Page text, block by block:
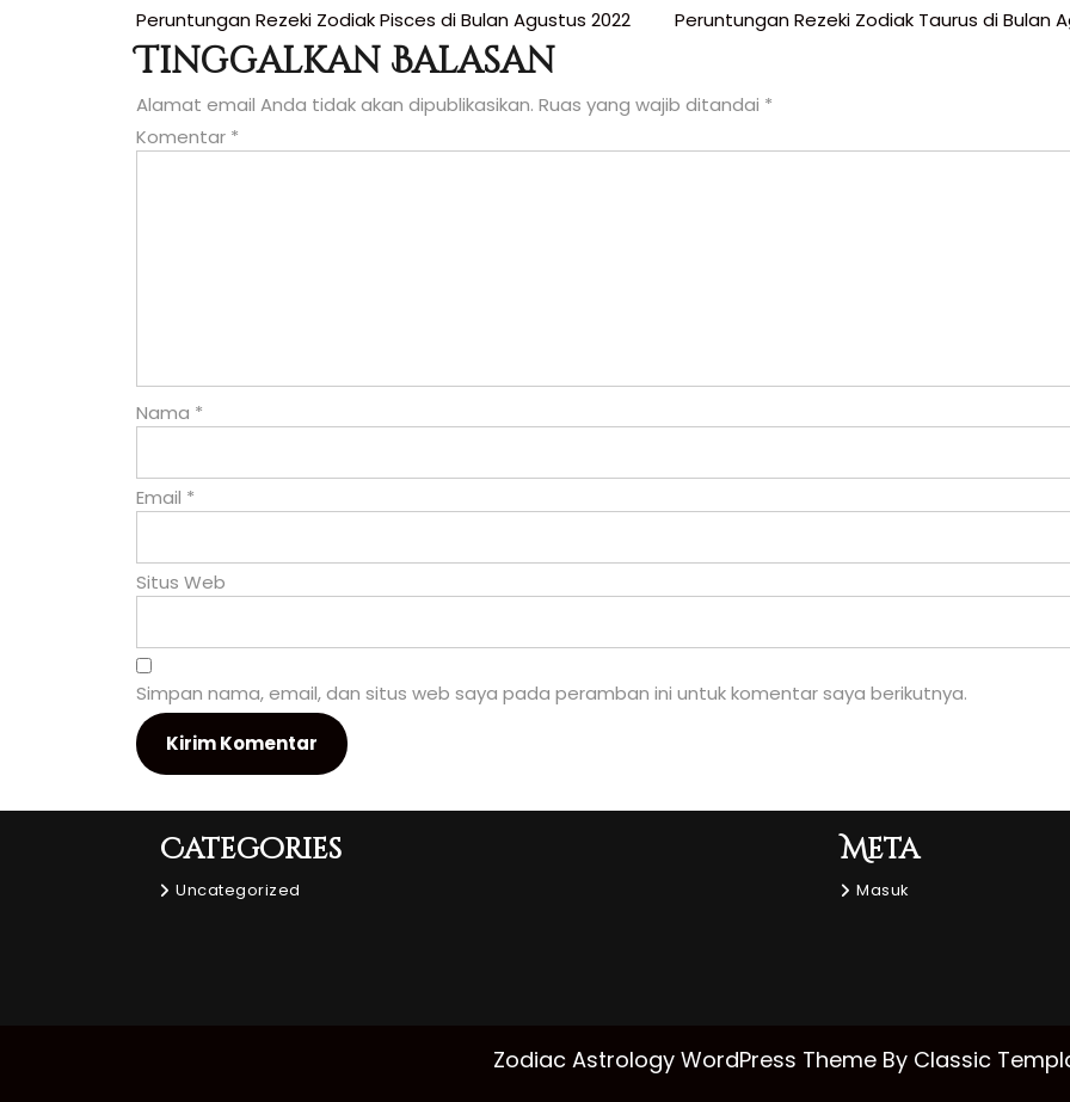
Navigasi
pos
Peruntungan Rezeki Zodiak Pisces di Bulan Agustus 2022 Peruntungan Rezeki Zodiak Taurus di Bulan
Tinggalkan Balasan
Alamat email Anda tidak akan dipublikasikan. Ruas yang wajib ditandai *
Komentar *
Nama *
Email *
Situs Web
Simpan nama, email, dan situs web saya pada peramban ini untuk komentar saya berikutnya.
Categories
Uncategorized
Meta
Masuk
Zodiac Astrology WordPress Theme By Classic